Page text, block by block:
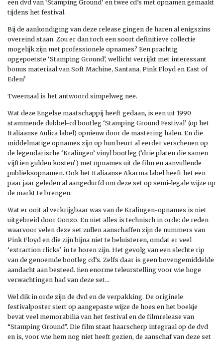
een dvd van ‘Stamping Ground’ en twee cd’s met opnamen gemaakt
tijdens het festival.
Bij de aankondiging van deze release gingen de haren al enigszins
overeind staan. Zou er dan toch een soort definitieve collectie
mogelijk zijn met professionele opnames? Een prachtig
opgepoetste ‘Stamping Ground’, wellicht verrijkt met interessant
bonus materiaal van Soft Machine, Santana, Pink Floyd en East of
Eden?
Tweemaal is het antwoord simpelweg nee.
Wat deze Engelse maatschappij heeft gedaan, is een uit 1990
stammende dubbel-cd bootleg ‘Stamping Ground Festival’ (op het
Italiaanse Aulica label) opnieuw door de mastering halen. En die
middelmatige opnames zijn op hun beurt al eerder verschenen op
de legendarische ‘Kralingen’ vinyl bootleg (‘drie platen die samen
vijftien gulden kosten’) met opnames uit de film en aanvullende
publieksopnamen. Ook het Italiaanse Akarma label heeft het een
paar jaar geleden al aangedurfd om deze set op semi-legale wijze op
de markt te brengen.
Wat er ooit al verkrijgbaar was van de Kralingen-opnames is niet
uitgebreid door Gonzo. En niet alles is technisch in orde: de reden
waarvoor velen deze set zullen aanschaffen zijn de nummers van
Pink Floyd en die zijn bijna niet te beluisteren, omdat er veel
‘extraction clicks’ in te horen zijn. Het gevolg van een slechte rip
van de genoemde bootleg cd’s. Zelfs daar is geen bovengemiddelde
aandacht aan besteed. Een enorme teleurstelling voor wie hoge
verwachtingen had van deze set…
Wel dik in orde zijn de dvd en de verpakking. De originele
festivalposter siert op aangepaste wijze de hoes en het boekje
bevat veel memorabilia van het festival en de filmrelease van
“Stamping Ground”. Die film staat haarscherp integraal op de dvd
en is, voor wie hem nog niet heeft gezien, de aanschaf van deze set